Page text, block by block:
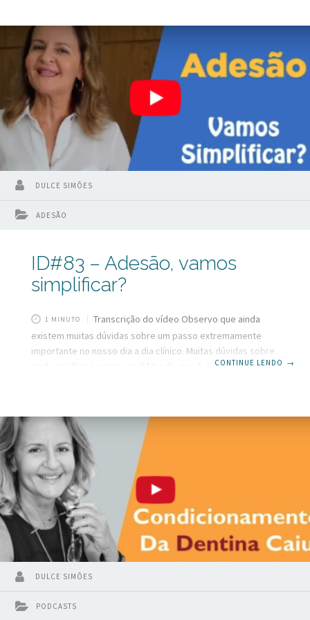
Pois então vamos lá. os sistemas adesivos universais
apresentam muita água na sua composição, alguns
chegando
ADESÃO
DULCE SIMÕES
ID#83 – Adesão, vamos
simplificar?
1 MINUTO
Transcrição do vídeo Observo que ainda
existem muitas dúvidas sobre um passo extremamente
importante no nosso dia a dia clínico. Muitas dúvidas sobre
qual o melhor e como usar? Mas do que é que eu estou
pela primeira vez vai lá no nosso site
inspirandodentistas.com.br e assine a nossa lista VIP para
ficar
CONTINUE LENDO →
PODCASTS
DULCE SIMÕES